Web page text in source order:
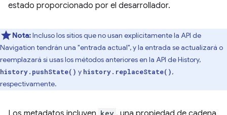
estado proporcionado por el desarrollador.
Nota:Incluso los sitios que no usan explícitamente la API de
Navigation tendrán una "entrada actual", y la entrada se actualizará o
reemplazará si usas los métodos anteriores en la API de History,
history.pushState() y history.replaceState(),
respectivamente.